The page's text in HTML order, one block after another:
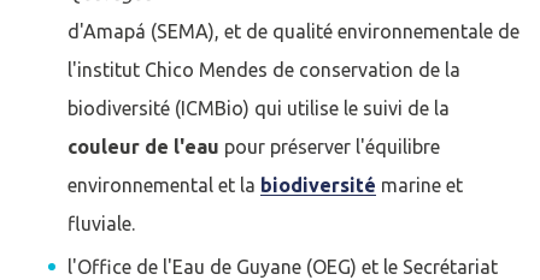
d'Amapá (SEMA), et de qualité environnementale de
l'institut Chico Mendes de conservation de la
biodiversité (ICMBio) qui utilise le suivi de la
couleur de l'eau pour préserver l'équilibre
environnemental et la biodiversité marine et
fluviale.
l'Office de l'Eau de Guyane (OEG) et le Secrétariat